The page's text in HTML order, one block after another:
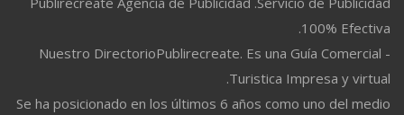
100% Efectiva.
Nuestro DirectorioPublirecreate. Es una Guía Comercial -
Turistica Impresa y virtual.
Se ha posicionado en los últimos 6 años como uno del medio